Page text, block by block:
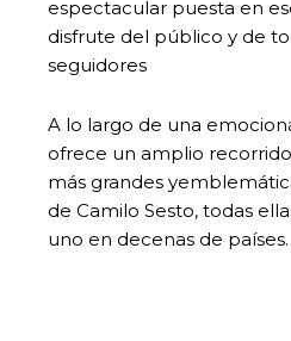
espectacular puesta en
disfrute del público y de
seguidores
A lo largo de una
ofrece un amplio
más grandes
de Camilo Sesto, todas
uno en decenas de países.